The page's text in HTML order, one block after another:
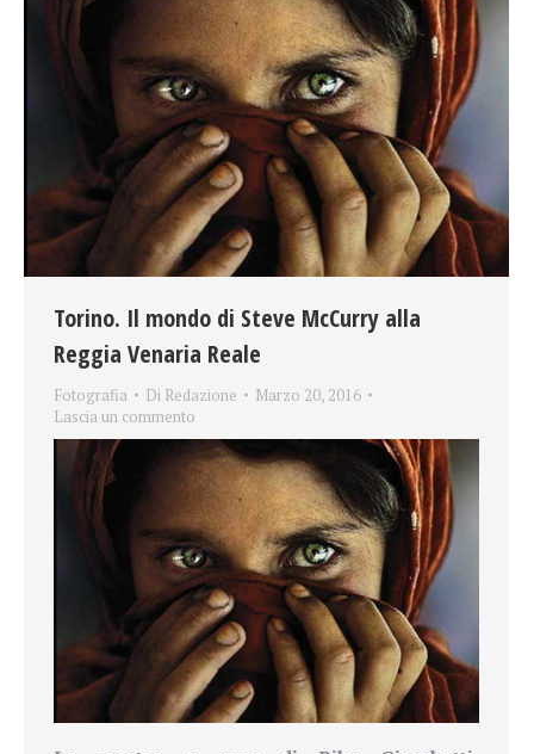
Torino. Il mondo di Steve McCurry alla
Reggia Venaria Reale
Fotografia Di Redazione
Marzo 20, 2016
Lascia un commento